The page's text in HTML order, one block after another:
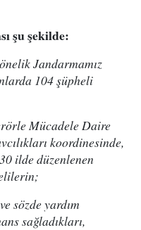
şu şekilde:
Jandarmamız
104 şüpheli
Mücadele Daire
koordinesinde,
ilde düzenlenen
sözde yardım
sağladıkları,